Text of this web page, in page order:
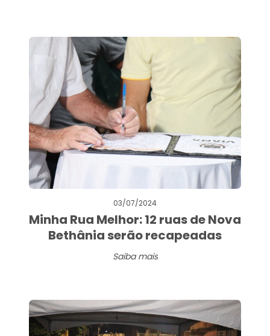
03/07/2024
Minha Rua Melhor: 12 ruas de Nova
Bethânia serão recapeadas
Saiba mais